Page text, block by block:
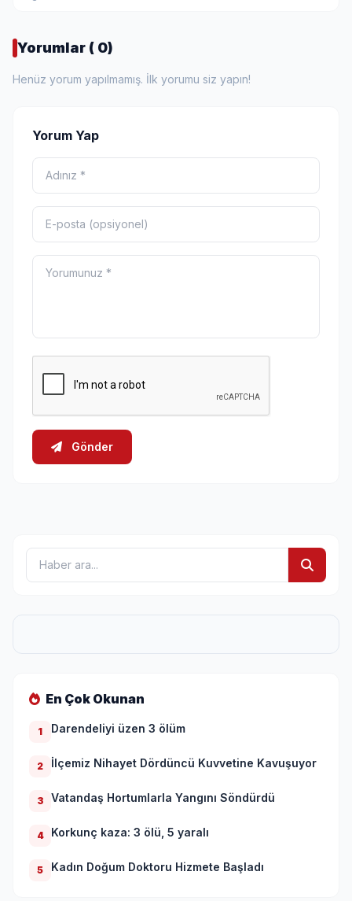
Yorumlar ( 0)
Henüz yorum yapılmamış. İlk yorumu siz yapın!
Yorum Yap
Gönder
En Çok Okunan
1 Darendeliyi üzen 3 ölüm
2 İlçemiz Nihayet Dördüncü Kuvvetine Kavuşuyor
3 Vatandaş Hortumlarla Yangını Söndürdü
4 Korkunç kaza: 3 ölü, 5 yaralı
5 Kadın Doğum Doktoru Hizmete Başladı